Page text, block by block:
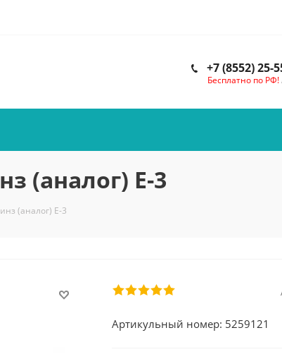
+7 (8552) 25-
Бесплатно по РФ!
(аналог) Е-3
(аналог) Е-3
Артикульный номер: 5259121